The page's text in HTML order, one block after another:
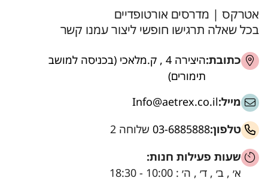
אטרקס | מדרסים אורטופדיים
בכל שאלה תרגישו חופשי ליצור עמנו קשר
כתובת:
היצירה 4 , ק.מלאכי (בכניסה למושב
תימורים)
מייל:Info@aetrex.co.il
טלפון:03-6885888 שלוחה 2
שעות פעילות חנות:
א׳ , ב׳ , ד׳ , ה׳ : 10:00 - 18:30